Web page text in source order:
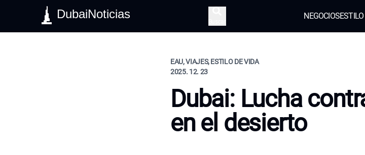
DubaiNoticias NEGOCIOS
EAU, VIAJES, ESTILO DE VIDA
2025. 12. 23
Dubai: Lucha
en el desierto